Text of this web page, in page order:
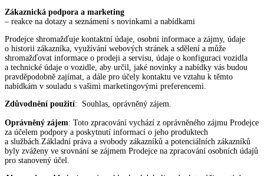
Zákaznická podpora a marketing
– reakce na dotazy a seznámení s novinkami a nabídkami
Prodejce shromažďuje kontaktní údaje, osobní informace a zájmy, údaje
o historii zákazníka, využívání webových stránek a sdělení a může
shromažďovat informace o prodeji a servisu, údaje o konfiguraci vozidla
a technické údaje o vozidle, aby určil, jaké novinky a nabídky vás budou
pravděpodobně zajímat, a dále pro účely kontaktu ve vztahu k těmto
nabídkám v souladu s vašimi marketingovými preferencemi.
Zdůvodnění použití: Souhlas, oprávněný zájem.
Oprávněný zájem: Toto zpracování vychází z oprávněného zájmu Prodejce
za účelem podpory a poskytnutí informací o jeho produktech
a službách.Základní práva a svobody zákazníků a potenciálních zákazníků
byly zváženy ve srovnání se zájmem Prodejce na zpracování osobních údajů
pro stanovený účel.